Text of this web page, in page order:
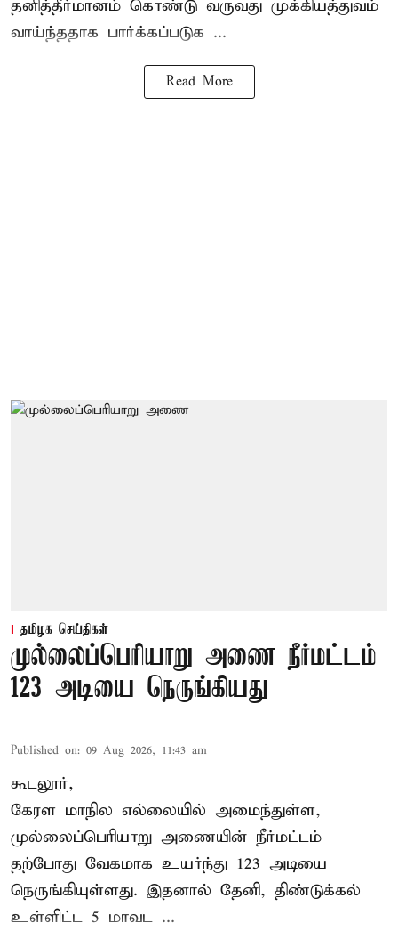
தனித்தீர்மானம் கொண்டு வருவது முக்கியத்துவம்
வாய்ந்ததாக பார்க்கப்படுக ...
Read More
தமிழக செய்திகள்
முல்லைப்பெரியாறு அணை நீர்மட்டம்
123 அடியை நெருங்கியது
Published on: 09 Aug 2026, 11:43 am
கூடலூர்,
கேரள மாநில எல்லையில் அமைந்துள்ள,
முல்லைப்பெரியாறு அணையின் நீர்மட்டம்
தற்போது வேகமாக உயர்ந்து 123 அடியை
நெருங்கியுள்ளது. இதனால் தேனி, திண்டுக்கல்
உள்ளிட்ட 5 மாவட ...